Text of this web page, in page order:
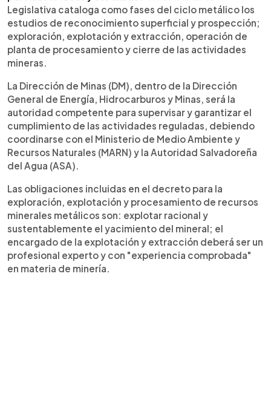
Legislativa cataloga como fases del ciclo metálico los
estudios de reconocimiento superficial y prospección;
exploración, explotación y extracción, operación de
planta de procesamiento y cierre de las actividades
mineras.
La Dirección de Minas (DM), dentro de la Dirección
General de Energía, Hidrocarburos y Minas, será la
autoridad competente para supervisar y garantizar el
cumplimiento de las actividades reguladas, debiendo
coordinarse con el Ministerio de Medio Ambiente y
Recursos Naturales (MARN) y la Autoridad Salvadoreña
del Agua (ASA).
Las obligaciones incluidas en el decreto para la
exploración, explotación y procesamiento de recursos
minerales metálicos son: explotar racional y
sustentablemente el yacimiento del mineral; el
encargado de la explotación y extracción deberá ser un
profesional experto y con "experiencia comprobada"
en materia de minería.